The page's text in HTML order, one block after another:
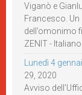
Viganò e
Francesco. Un
dell’omonimo
ZENIT - Italiano.
Lunedì 4
29, 2020
Avviso